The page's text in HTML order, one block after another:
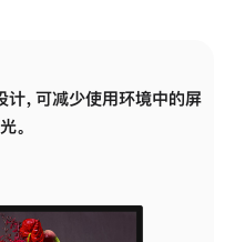
，可减少使用环境中的屏
。